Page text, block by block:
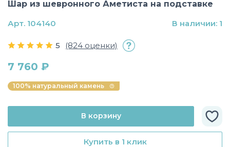
Шар из шевронного Аметиста на подставке
5 (824 оценки)
7 760 ₽
100% натуральный камень
Купить в 1 клик
В корзину
Арт. 104140 В наличии: 1